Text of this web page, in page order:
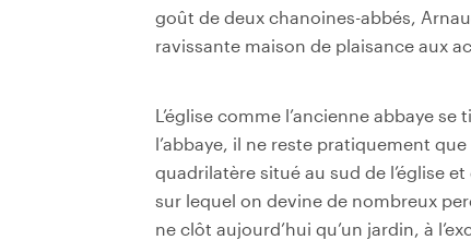
goût de deux chanoines-abbés,
ravissante maison de plaisance aux
L’église comme l’ancienne abbaye
l’abbaye, il ne reste pratiquement
quadrilatère situé au sud de l’église
sur lequel on devine de nombreux
ne clôt aujourd’hui qu’un jardin, à